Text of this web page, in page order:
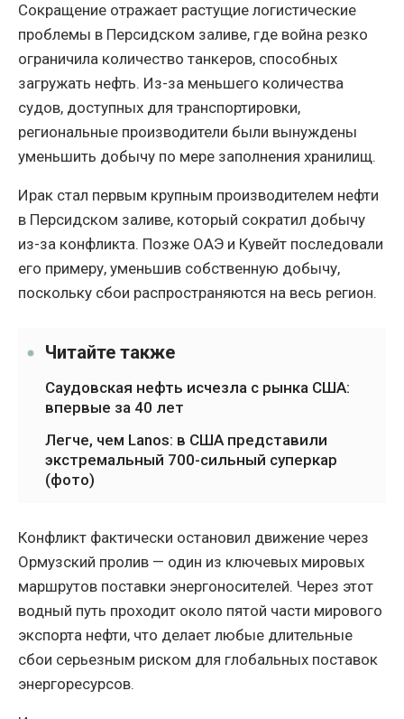
Сокращение отражает растущие логистические
проблемы в Персидском заливе, где война резко
ограничила количество танкеров, способных
загружать нефть. Из-за меньшего количества
судов, доступных для транспортировки,
региональные производители были вынуждены
уменьшить добычу по мере заполнения хранилищ.
Ирак стал первым крупным производителем нефти
в Персидском заливе, который сократил добычу
из-за конфликта. Позже ОАЭ и Кувейт последовали
его примеру, уменьшив собственную добычу,
поскольку сбои распространяются на весь регион.
Читайте также
Саудовская нефть исчезла с рынка США:
впервые за 40 лет
Легче, чем Lanos: в США представили
экстремальный 700-сильный суперкар
(фото)
Конфликт фактически остановил движение через
Ормузский пролив — один из ключевых мировых
маршрутов поставки энергоносителей. Через этот
водный путь проходит около пятой части мирового
экспорта нефти, что делает любые длительные
сбои серьезным риском для глобальных поставок
энергоресурсов.